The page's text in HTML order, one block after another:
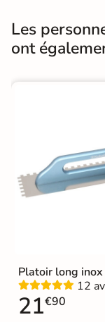
Résistant au Gel
Normes
Les
ont
Platoir long inox
12
21€90